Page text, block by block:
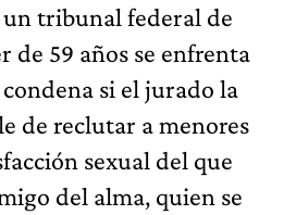
tribunal federal de
de 59 años se enfrenta
si el jurado la
de reclutar a menores
sexual del que
del alma, quien se